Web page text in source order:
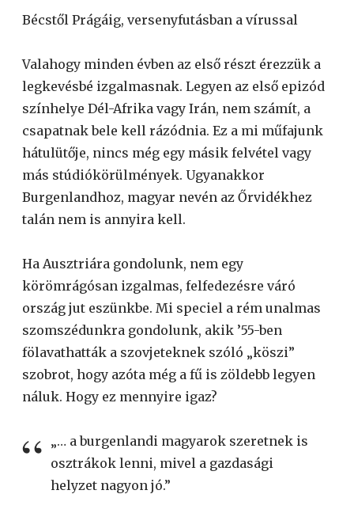
Bécstől Prágáig, versenyfutásban a vírussal
Valahogy minden évben az első részt érezzük a
legkevésbé izgalmasnak. Legyen az első epizód
színhelye Dél-Afrika vagy Irán, nem számít, a
csapatnak bele kell rázódnia. Ez a mi műfajunk
hátulütője, nincs még egy másik felvétel vagy
más stúdiókörülmények. Ugyanakkor
Burgenlandhoz, magyar nevén az Őrvidékhez
talán nem is annyira kell.
Ha Ausztriára gondolunk, nem egy
körömrágósan izgalmas, felfedezésre váró
ország jut eszünkbe. Mi speciel a rém unalmas
szomszédunkra gondolunk, akik ’55-ben
fölavathatták a szovjeteknek szóló „köszi”
szobrot, hogy azóta még a fű is zöldebb legyen
náluk. Hogy ez mennyire igaz?
„… a burgenlandi magyarok szeretnek is
osztrákok lenni, mivel a gazdasági
helyzet nagyon jó.”